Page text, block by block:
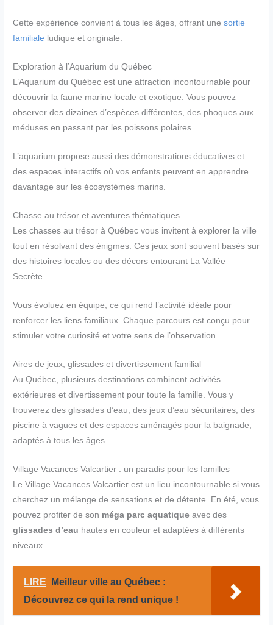
Cette expérience convient à tous les âges, offrant unesortie
familiale ludique et originale.
Exploration à l’Aquarium du Québec
L’Aquarium du Québec est une attraction incontournable pour
découvrir la faune marine locale et exotique. Vous pouvez
observer des dizaines d’espèces différentes, des phoques aux
méduses en passant par les poissons polaires.
L’aquarium propose aussi des démonstrations éducatives et
des espaces interactifs où vos enfants peuvent en apprendre
davantage sur les écosystèmes marins.
Chasse au trésor et aventures thématiques
Les chasses au trésor à Québec vous invitent à explorer la ville
tout en résolvant des énigmes. Ces jeux sont souvent basés sur
des histoires locales ou des décors entourant La Vallée
Secrète.
Vous évoluez en équipe, ce qui rend l’activité idéale pour
renforcer les liens familiaux. Chaque parcours est conçu pour
stimuler votre curiosité et votre sens de l’observation.
Aires de jeux, glissades et divertissement familial
Au Québec, plusieurs destinations combinent activités
extérieures et divertissement pour toute la famille. Vous y
trouverez des glissades d’eau, des jeux d’eau sécuritaires, des
piscine à vagues et des espaces aménagés pour la baignade,
adaptés à tous les âges.
Village Vacances Valcartier : un paradis pour les familles
Le Village Vacances Valcartier est un lieu incontournable si vous
cherchez un mélange de sensations et de détente. En été, vous
pouvez profiter de son méga parc aquatique avec des
glissades d’eau hautes en couleur et adaptées à différents
niveaux.
LIRE
Meilleur ville au Québec :
Découvrez ce qui la rend unique !